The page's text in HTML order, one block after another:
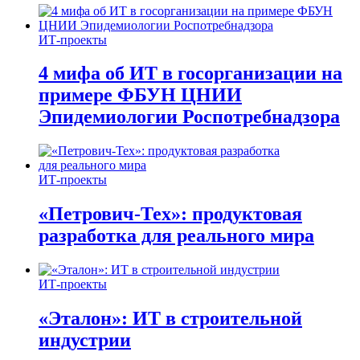
ИТ-проекты
4 мифа об ИТ в госорганизации на
примере ФБУН ЦНИИ
Эпидемиологии Роспотребнадзора
ИТ-проекты
«Петрович-Тех»: продуктовая
разработка для реального мира
ИТ-проекты
«Эталон»: ИТ в строительной
индустрии